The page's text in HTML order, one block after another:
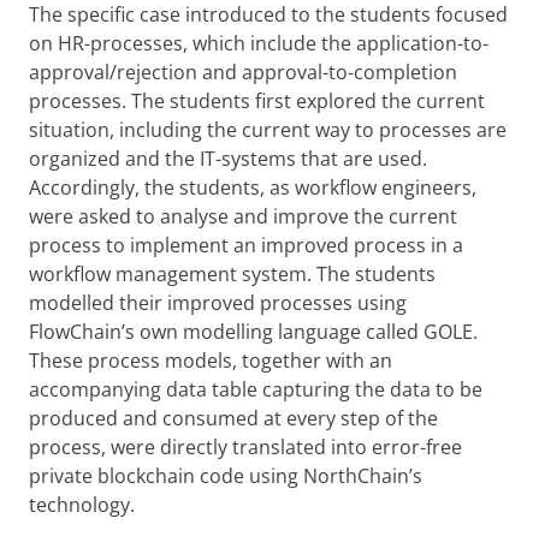
The specific case introduced to the students focused
on HR-processes, which include the application-to-
approval/rejection and approval-to-completion
processes. The students first explored the current
situation, including the current way to processes are
organized and the IT-systems that are used.
Accordingly, the students, as workflow engineers,
were asked to analyse and improve the current
process to implement an improved process in a
workflow management system. The students
modelled their improved processes using
FlowChain’s own modelling language called GOLE.
These process models, together with an
accompanying data table capturing the data to be
produced and consumed at every step of the
process, were directly translated into error-free
private blockchain code using NorthChain’s
technology.